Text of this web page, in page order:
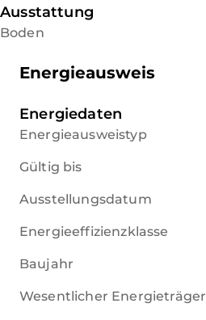
Ausstattung
Boden
Energieausweis
Energiedaten
Energieausweistyp
Gültig bis
Ausstellungsdatum
Energieeffizienzklasse
Baujahr
Wesentlicher Energieträger